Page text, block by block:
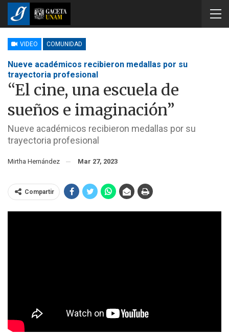
VIDEO COMUNIDAD
Nueve académicos recibieron medallas por su
trayectoria profesional
“El cine, una escuela de
sueños e imaginación”
Nueve académicos recibieron medallas por su
trayectoria profesional
Mirtha Hernández Mar 27, 2023
Compartir